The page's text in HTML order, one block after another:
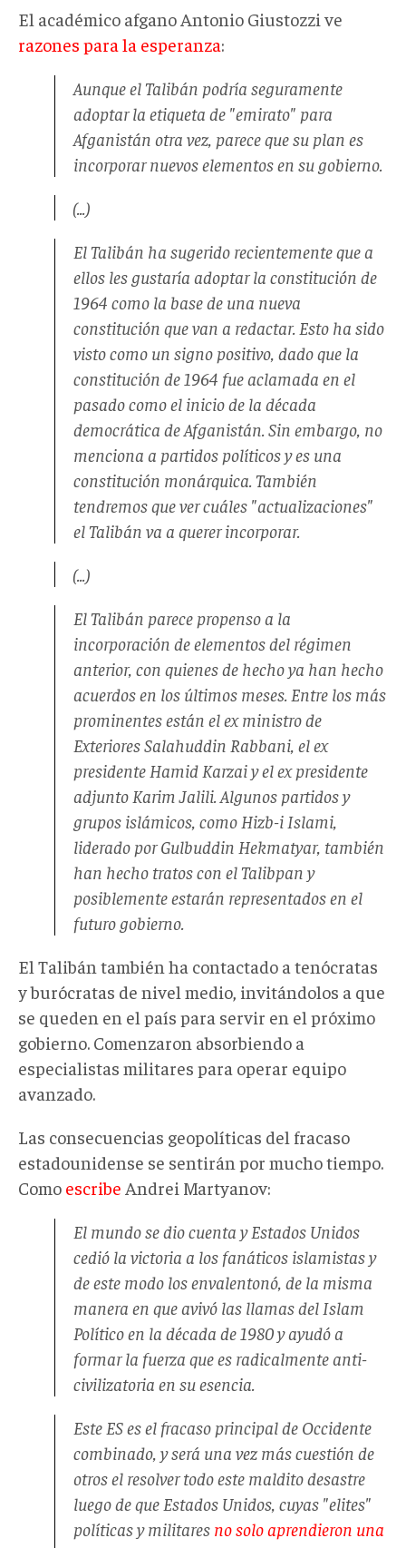
El académico afgano Antonio Giustozzi ve
razones para la esperanza:
Aunque el Talibán podría seguramente
adoptar la etiqueta de "emirato" para
Afganistán otra vez, parece que su plan es
incorporar nuevos elementos en su gobierno.
(...)
El Talibán ha sugerido recientemente que a
ellos les gustaría adoptar la constitución de
1964 como la base de una nueva
constitución que van a redactar. Esto ha sido
visto como un signo positivo, dado que la
constitución de 1964 fue aclamada en el
pasado como el inicio de la década
democrática de Afganistán. Sin embargo, no
menciona a partidos políticos y es una
constitución monárquica. También
tendremos que ver cuáles "actualizaciones"
el Talibán va a querer incorporar.
(...)
El Talibán parece propenso a la
incorporación de elementos del régimen
anterior, con quienes de hecho ya han hecho
acuerdos en los últimos meses. Entre los más
prominentes están el ex ministro de
Exteriores Salahuddin Rabbani, el ex
presidente Hamid Karzai y el ex presidente
adjunto Karim Jalili. Algunos partidos y
grupos islámicos, como Hizb-i Islami,
liderado por Gulbuddin Hekmatyar, también
han hecho tratos con el Talibpan y
posiblemente estarán representados en el
futuro gobierno.
El Talibán también ha contactado a tenócratas
y burócratas de nivel medio, invitándolos a que
se queden en el país para servir en el próximo
gobierno. Comenzaron absorbiendo a
especialistas militares para operar equipo
avanzado.
Las consecuencias geopolíticas del fracaso
estadounidense se sentirán por mucho tiempo.
Como escribe Andrei Martyanov:
El mundo se dio cuenta y Estados Unidos
cedió la victoria a los fanáticos islamistas y
de este modo los envalentonó, de la misma
manera en que avivó las llamas del Islam
Político en la década de 1980 y ayudó a
formar la fuerza que es radicalmente anti-
civilizatoria en su esencia.
Este ES es el fracaso principal de Occidente
combinado, y será una vez más cuestión de
otros el resolver todo este maldito desastre
luego de que Estados Unidos, cuyas "elites"
políticas y militares no solo aprendieron una